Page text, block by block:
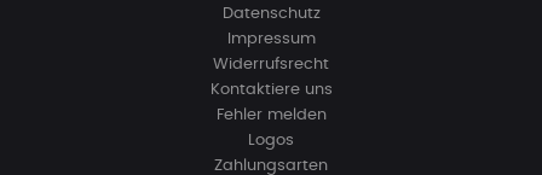
Datenschutz
Impressum
Widerrufsrecht
Kontaktiere uns
Fehler melden
Logos
Zahlungsarten